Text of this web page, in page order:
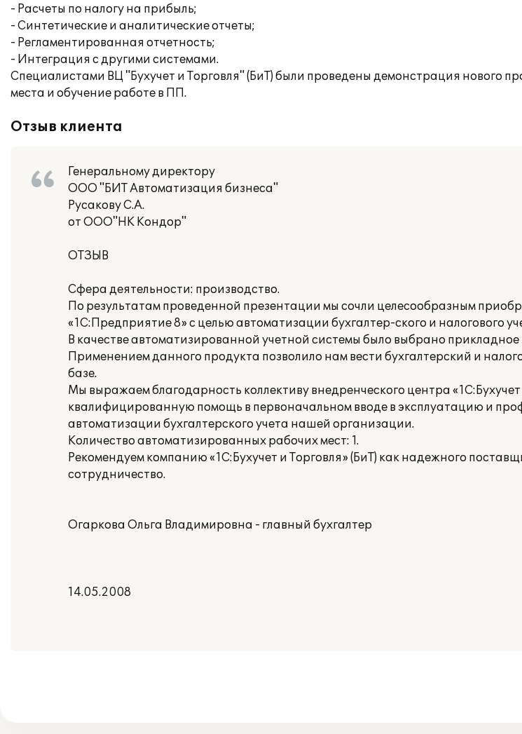
- Расчеты по налогу на прибыль;
- Синтетические и аналитические отчеты;
- Регламентированная отчетность;
- Интеграция с другими системами.
Специалистами ВЦ "Бухучет и Торговля" (БиТ) были проведены демонстрация нового
места и обучение работе в ПП.
Отзыв клиента
Генеральному директору
ООО "БИТ Автоматизация бизнеса"
Русакову С.А.
от ООО"НК Кондор"
ОТЗЫВ
Сфера деятельности: производство.
По результатам проведенной презентации мы сочли целесообразным
«1С:Предприятие 8» с целью автоматизации бухгалтер-ского и налогового
В качестве автоматизированной учетной системы было выбрано
Применением данного продукта позволило нам вести бухгалтерский и
базе.
Мы выражаем благодарность коллективу внедренческого центра «1С:Бухучет
квалифицированную помощь в первоначальном вводе в эксплуатацию и
автоматизации бухгалтерского учета нашей организации.
Количество автоматизированных рабочих мест: 1.
Рекомендуем компанию «1С:Бухучет и Торговля» (БиТ) как надежного
сотрудничество.
Огаркова Ольга Владимировна - главный бухгалтер
14.05.2008